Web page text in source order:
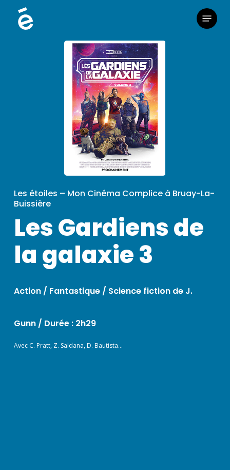
Menu
Les étoiles – Mon Cinéma Complice à Bruay-La-
Buissière
Les Gardiens de
la galaxie 3
Action / Fantastique / Science fiction de J.
Gunn / Durée : 2h29
Avec C. Pratt, Z. Saldana, D. Bautista…